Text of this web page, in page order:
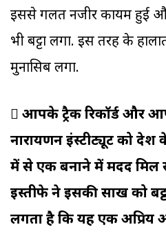
इससे गलत नजीर कायम हुई
भी बट्टा लगा. इस तरह के
मुनासिब लगा.
 आपके ट्रैक रिकॉर्ड और
नारायणन इंस्टीट्यूट को
में से एक बनाने में मदद
इस्तीफे ने इसकी साख को
लगता है कि यह एक अप्रिय